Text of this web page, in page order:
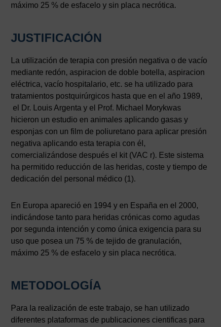
máximo 25 % de esfacelo y sin placa necrótica.
JUSTIFICACIÓN
La utilización de terapia con presión negativa o de vacío
mediante redón, aspiracion de doble botella, aspiracion
eléctrica, vacío hospitalario, etc. se ha utilizado para
tratamientos postquirúrgicos hasta que en el año 1989,
el Dr. Louis Argenta y el Prof. Michael Morykwas
hicieron un estudio en animales aplicando gasas y
esponjas con un film de poliuretano para aplicar presión
negativa aplicando esta terapia con él,
comercializándose después el kit (VAC r). Este sistema
ha permitido reducción de las heridas, coste y tiempo de
dedicación del personal médico (1).
En Europa apareció en 1994 y en España en el 2000,
indicándose tanto para heridas crónicas como agudas
por segunda intención y como única exigencia para su
uso que posea un 75 % de tejido de granulación,
máximo 25 % de esfacelo y sin placa necrótica.
METODOLOGÍA
Para la realización de este trabajo, se han utilizado
diferentes plataformas de publicaciones cientificas para